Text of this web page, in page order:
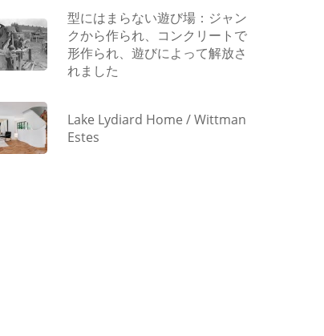
型にはまらない遊び場：ジャン
クから作られ、コンクリートで
形作られ、遊びによって解放さ
れました
Lake Lydiard Home / Wittman
Estes